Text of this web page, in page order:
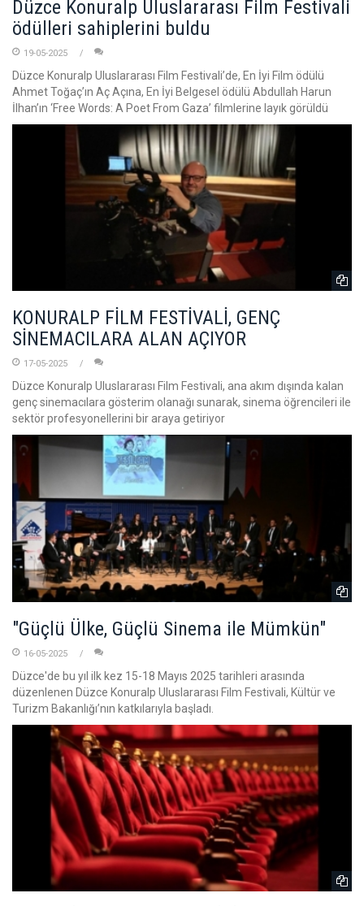
Düzce Konuralp Uluslararası Film Festivali
ödülleri sahiplerini buldu
19-05-2025
Düzce Konuralp Uluslararası Film Festivali’de, En İyi Film ödülü
Ahmet Toğaç’ın Aç Açına, En İyi Belgesel ödülü Abdullah Harun
İlhan’ın ‘Free Words: A Poet From Gaza’ filmlerine layık görüldü
KONURALP FİLM FESTİVALİ, GENÇ
SİNEMACILARA ALAN AÇIYOR
17-05-2025
Düzce Konuralp Uluslararası Film Festivali, ana akım dışında kalan
genç sinemacılara gösterim olanağı sunarak, sinema öğrencileri ile
sektör profesyonellerini bir araya getiriyor
"Güçlü Ülke, Güçlü Sinema ile Mümkün"
16-05-2025
Düzce'de bu yıl ilk kez 15-18 Mayıs 2025 tarihleri arasında
düzenlenen Düzce Konuralp Uluslararası Film Festivali, Kültür ve
Turizm Bakanlığı’nın katkılarıyla başladı.